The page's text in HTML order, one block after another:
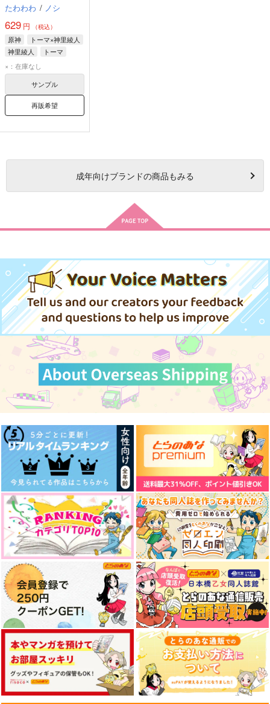
たわわわ / ノシ
629 円 （税込）
原神
トーマ×神里綾人
神里綾人
トーマ
×：在庫なし
サンプル
再販希望
成年向けブランドの商品もみる